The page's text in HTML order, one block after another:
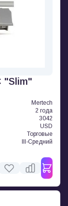
"Slim"
Mertech
2 года
3042
USD
Торговые
III-Средний